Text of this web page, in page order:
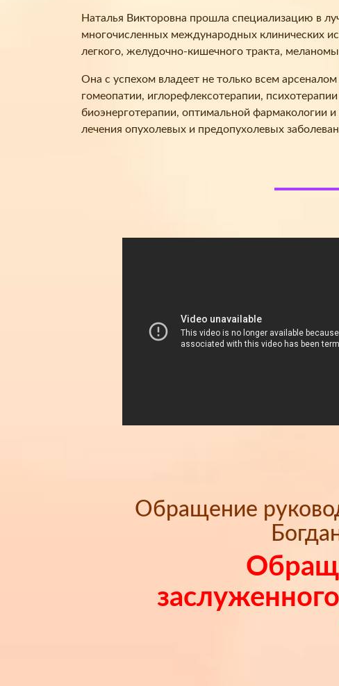
Наталья Викторовна прошла специализацию в
многочисленных международных клинических
легкого, желудочно-кишечного тракта,
Она с успехом владеет не только всем
гомеопатии, иглорефлексотерапии,
биоэнерготерапии, оптимальной фармакологии
лечения опухолевых и предопухолевых
Обращение